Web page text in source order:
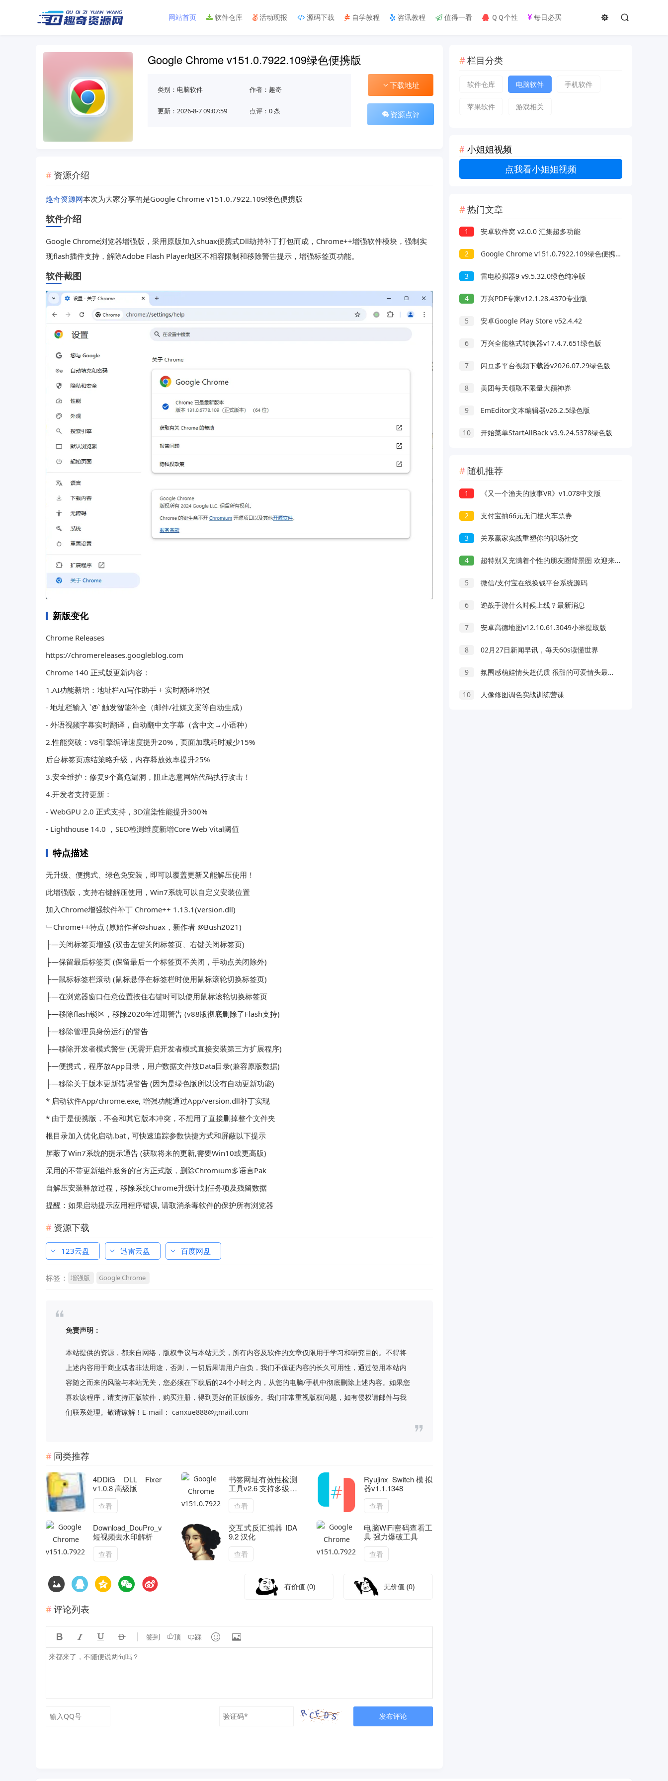
网站首页 软件仓库 活动现报 源码下载 自学教程 咨讯教程 值得一看 ＱＱ个性 每日必买
Google Chrome v151.0.7922.109绿色便携版
类别： 电脑软件 作者：趣奇
更新：2026-8-7 09:07:59 点评：0 条
下载地址
资源点评
资源介绍
趣奇资源网本次为大家分享的是Google Chrome v151.0.7922.109绿色便携版
软件介绍
Google Chrome浏览器增强版，采用原版加入shuax便携式Dll劫持补丁打包而成，Chrome++增强软件模块，强制实
现flash插件支持，解除Adobe Flash Player地区不相容限制和移除警告提示，增强标签页功能。
软件截图
新版变化
Chrome Releases
https://chromereleases.googleblog.com
Chrome 140 正式版更新内容：
1.AI功能新增：地址栏AI写作助手 + 实时翻译增强
- 地址栏输入 `@` 触发智能补全（邮件/社媒文案等自动生成）
- 外语视频字幕实时翻译，自动翻中文字幕（含中文→小语种）
2.性能突破：V8引擎编译速度提升20%，页面加载耗时减少15%
后台标签页冻结策略升级，内存释放效率提升25%
3.安全维护：修复9个高危漏洞，阻止恶意网站代码执行攻击！
4.开发者支持更新：
- WebGPU 2.0 正式支持，3D渲染性能提升300%
- Lighthouse 14.0 ，SEO检测维度新增Core Web Vital阈值
特点描述
无升级、便携式、绿色免安装，即可以覆盖更新又能解压使用！
此增强版，支持右键解压使用，Win7系统可以自定义安装位置
加入Chrome增强软件补丁 Chrome++ 1.13.1(version.dll)
﹂Chrome++特点 (原始作者@shuax，新作者 @Bush2021)
├—关闭标签页增强 (双击左键关闭标签页、右键关闭标签页)
├—保留最后标签页 (保留最后一个标签页不关闭，手动点关闭除外)
├—鼠标标签栏滚动 (鼠标悬停在标签栏时使用鼠标滚轮切换标签页)
├—在浏览器窗口任意位置按住右键时可以使用鼠标滚轮切换标签页
├—移除flash锁区，移除2020年过期警告 (v88版彻底删除了Flash支持)
├—移除管理员身份运行的警告
├—移除开发者模式警告 (无需开启开发者模式直接安装第三方扩展程序)
├—便携式，程序放App目录，用户数据文件放Data目录(兼容原版数据)
├—移除关于版本更新错误警告 (因为是绿色版所以没有自动更新功能)
* 启动软件App/chrome.exe, 增强功能通过App/version.dll补丁实现
* 由于是便携版，不会和其它版本冲突，不想用了直接删掉整个文件夹
根目录加入优化启动.bat , 可快速追踪参数快捷方式和屏蔽以下提示
屏蔽了Win7系统的提示通告 (获取将来的更新,需要Win10或更高版)
采用的不带更新组件服务的官方正式版，删除Chromium多语言Pak
自解压安装释放过程，移除系统Chrome升级计划任务项及残留数据
提醒：如果启动提示应用程序错误, 请取消杀毒软件的保护所有浏览器
资源下载
123云盘 迅雷云盘 百度网盘
标签： 增强版 Google Chrome
免责声明：
本站提供的资源，都来自网络，版权争议与本站无关，所有内容及软件的文章仅限用于学习和研究目的。不得将
上述内容用于商业或者非法用途，否则，一切后果请用户自负，我们不保证内容的长久可用性，通过使用本站内
容随之而来的风险与本站无关，您必须在下载后的24个小时之内，从您的电脑/手机中彻底删除上述内容。如果您
喜欢该程序，请支持正版软件，购买注册，得到更好的正版服务。我们非常重视版权问题，如有侵权请邮件与我
们联系处理。敬请谅解！E-mail： canxue888@gmail.com
同类推荐
4DDiG DLL Fixer
v1.0.8 高级版
查看
书签网址有效性检测
工具v2.6 支持多级分
类
查看
Ryujinx Switch模拟
器v1.1.1348
查看
Download_DouPro_v1.4
短视频去水印解析
查看
交互式反汇编器 IDA
9.2 汉化
查看
电脑WiFi密码查看工
具 强力爆破工具
查看
有价值(0) 无价值(0)
评论列表
    签到 顶 踩  
发布评论
栏目分类
软件仓库 电脑软件 手机软件
苹果软件 游戏相关
小姐姐视频
点我看小姐姐视频
热门文章
1 安卓软件窝 v2.0.0 汇集超多功能
2 Google Chrome v151.0.7922.109绿色便携版
3 雷电模拟器9 v9.5.32.0绿色纯净版
4 万兴PDF专家v12.1.28.4370专业版
5 安卓Google Play Store v52.4.42
6 万兴全能格式转换器v17.4.7.651绿色版
7 闪豆多平台视频下载器v2026.07.29绿色版
8 美团每天领取不限量大额神券
9 EmEditor文本编辑器v26.2.5绿色版
10 开始菜单StartAllBack v3.9.24.5378绿色版
随机推荐
1 《又一个渔夫的故事VR》v1.078中文版
2 支付宝抽66元无门槛火车票券
3 关系赢家实战重塑你的职场社交
4 超特别又充满着个性的朋友圈背景图 欢迎来到我的朋友圈暂未开放
5 微信/支付宝在线换钱平台系统源码
6 逆战手游什么时候上线？最新消息
7 安卓高德地图v12.10.61.3049小米提取版
8 02月27日新闻早讯，每天60s读懂世界
9 氛围感萌娃情头超优质 很甜的可爱情头最新版
10 人像修图调色实战训练营课